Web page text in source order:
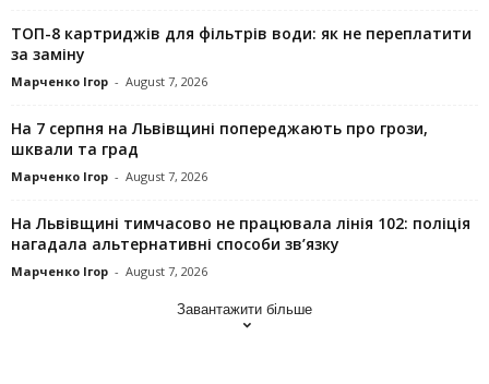
ТОП-8 картриджів для фільтрів води: як не переплатити
за заміну
Марченко Ігор - August 7, 2026
На 7 серпня на Львівщині попереджають про грози,
шквали та град
Марченко Ігор - August 7, 2026
На Львівщині тимчасово не працювала лінія 102: поліція
нагадала альтернативні способи зв’язку
Марченко Ігор - August 7, 2026
Завантажити більше